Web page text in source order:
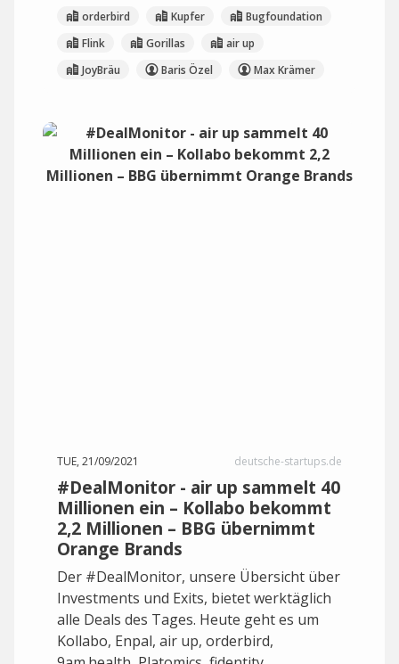
orderbird Kupfer
Bugfoundation
Flink
Gorillas
air up
JoyBräu
Baris Özel Max Krämer
TUE, 21/09/2021 deutsche-startups.de
#DealMonitor - air up sammelt 40
Millionen ein – Kollabo bekommt
2,2 Millionen – BBG übernimmt
Orange Brands
Der #DealMonitor, unsere Übersicht über
Investments und Exits, bietet werktäglich
alle Deals des Tages. Heute geht es um
Kollabo, Enpal, air up, orderbird,